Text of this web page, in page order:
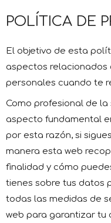
POLÍTICA DE
El objetivo de esta
aspectos
personales cuando te
Como profesional de la
aspecto fundamental
por esta razón, si
manera esta web
finalidad y cómo
tienes sobre tus datos
todas las medidas de
web para garantizar tu